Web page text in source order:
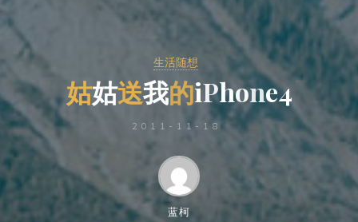
生活随想
姑姑送我的iPhone4
2011-11-18
蓝柯